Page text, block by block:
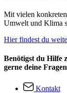
Mit vielen
Umwelt und Klima
Hier findest du
Benötigst du Hilfe
gerne deine
Kontakt